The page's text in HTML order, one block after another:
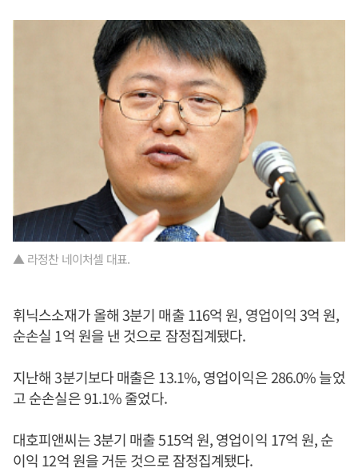
▲ 라정찬 네이처셀 대표.
휘닉스소재가 올해 3분기 매출 116억 원, 영업이익 3억 원,
순손실 1억 원을 낸 것으로 잠정집계됐다.
지난해 3분기보다 매출은 13.1%, 영업이익은 286.0% 늘었
고 순손실은 91.1% 줄었다.
대호피앤씨는 3분기 매출 515억 원, 영업이익 17억 원, 순
이익 12억 원을 거둔 것으로 잠정집계됐다.